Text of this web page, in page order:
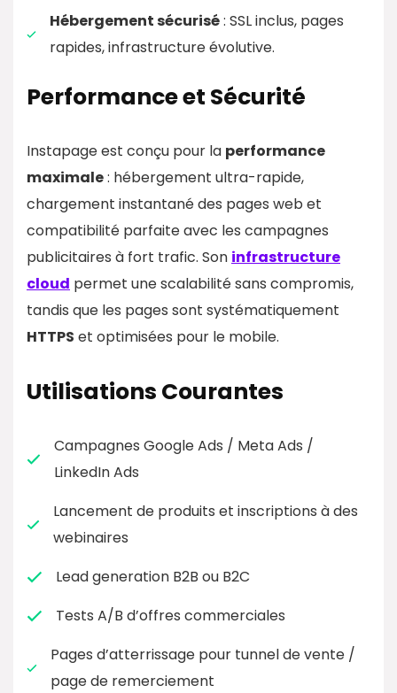
Hébergement sécurisé: SSL inclus, pages
rapides, infrastructure évolutive.
Performance et Sécurité
Instapage est conçu pour la performance
maximale: hébergement ultra-rapide,
chargement instantané des pages web et
compatibilité parfaite avec les campagnes
publicitaires à fort trafic. Son infrastructure
cloud permet une scalabilité sans compromis,
tandis que les pages sont systématiquement
HTTPS et optimisées pour le mobile.
Utilisations Courantes
Campagnes Google Ads / Meta Ads /
LinkedIn Ads
Lancement de produits et inscriptions à des
webinaires
Lead generation B2B ou B2C
Tests A/B d’offres commerciales
Pages d’atterrissage pour tunnel de vente /
page de remerciement